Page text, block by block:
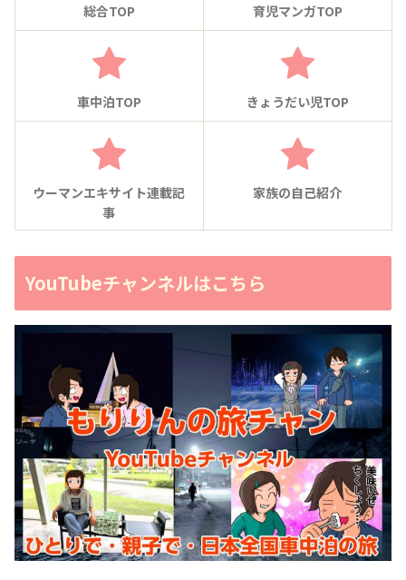
総合TOP 育児マンガTOP
車中泊TOP きょうだい児TOP
ウーマンエキサイト連載記
事
家族の自己紹介
YouTubeチャンネルはこちら